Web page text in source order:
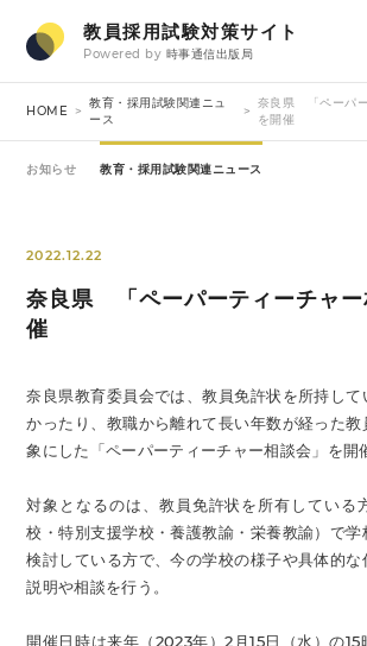
教員採用試験対策サイト
Powered by 時事通信出版局
HOME
教育・採用試験関連ニュ
ース
奈良県 「ペーパー
を開催
お知らせ 教育・採用試験関連ニュース
2022.12.22
奈良県 「ペーパーティーチャー
催
奈良県教育委員会では、教員免許状を所持して
かったり、教職から離れて長い年数が経った
象にした「ペーパーティーチャー相談会」を開
対象となるのは、教員免許状を所有している
校・特別支援学校・養護教諭・栄養教諭）で学
検討している方で、今の学校の様子や具体的
説明や相談を行う。
開催日時は来年（2023年）2月15日（水）の15